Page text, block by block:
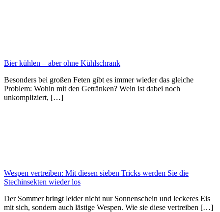
Bier kühlen – aber ohne Kühlschrank
Besonders bei großen Feten gibt es immer wieder das gleiche
Problem: Wohin mit den Getränken? Wein ist dabei noch
unkompliziert, […]
Wespen vertreiben: Mit diesen sieben Tricks werden Sie die
Stechinsekten wieder los
Der Sommer bringt leider nicht nur Sonnenschein und leckeres Eis
mit sich, sondern auch lästige Wespen. Wie sie diese vertreiben […]